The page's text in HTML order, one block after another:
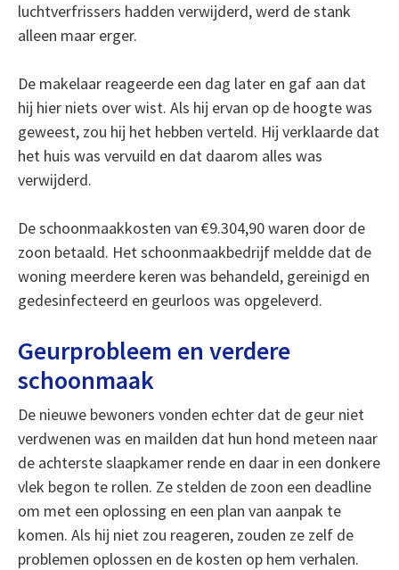
luchtverfrissers hadden verwijderd, werd de stank
alleen maar erger.
De makelaar reageerde een dag later en gaf aan dat
hij hier niets over wist. Als hij ervan op de hoogte was
geweest, zou hij het hebben verteld. Hij verklaarde dat
het huis was vervuild en dat daarom alles was
verwijderd.
De schoonmaakkosten van €9.304,90 waren door de
zoon betaald. Het schoonmaakbedrijf meldde dat de
woning meerdere keren was behandeld, gereinigd en
gedesinfecteerd en geurloos was opgeleverd.
Geurprobleem en verdere
schoonmaak
De nieuwe bewoners vonden echter dat de geur niet
verdwenen was en mailden dat hun hond meteen naar
de achterste slaapkamer rende en daar in een donkere
vlek begon te rollen. Ze stelden de zoon een deadline
om met een oplossing en een plan van aanpak te
komen. Als hij niet zou reageren, zouden ze zelf de
problemen oplossen en de kosten op hem verhalen.